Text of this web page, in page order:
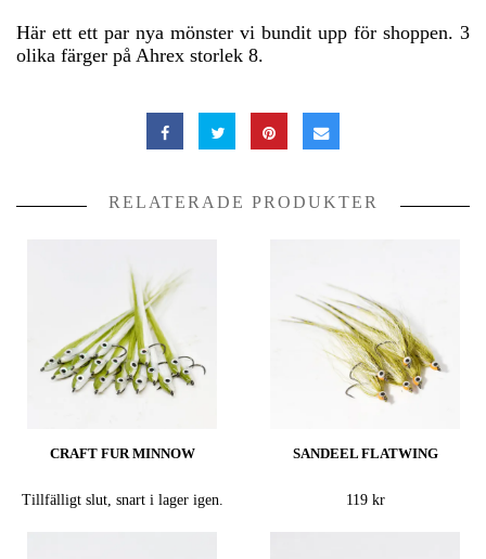
Här ett ett par nya mönster vi bundit upp för shoppen. 3
olika färger på Ahrex storlek 8.
RELATERADE PRODUKTER
CRAFT FUR MINNOW
Tillfälligt slut, snart i lager igen.
SANDEEL FLATWING
119 kr